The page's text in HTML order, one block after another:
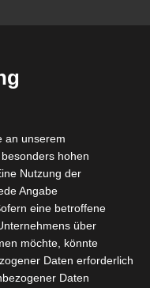
an unserem
hohen
Nutzung der
Angabe
eine betroffene
über
möchte, könnte
Daten erforderlich
Daten